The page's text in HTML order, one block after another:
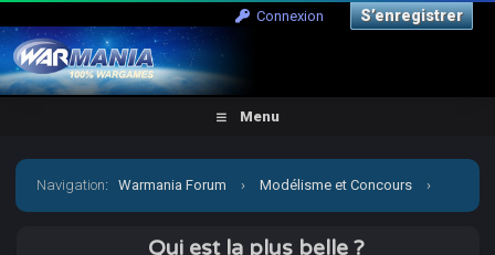
Connexion S’enregistrer
Menu
Navigation:Warmania Forum › Modélisme et Concours ›
› [CCCP] Vient par la mon petit Jojo!
Qui est la plus belle ?